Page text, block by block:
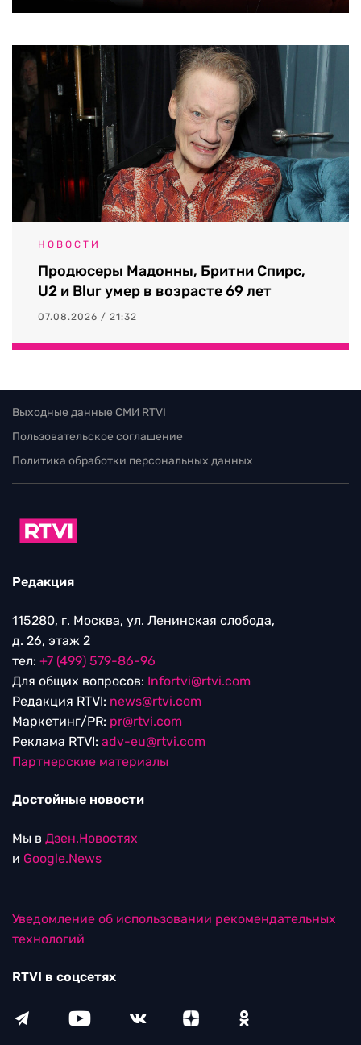
НОВОСТИ
Продюсеры Мадонны, Бритни Спирс,
U2 и Blur умер в возрасте 69 лет
07.08.2026 / 21:32
Выходные данные СМИ RTVI
Пользовательское соглашение
Политика обработки персональных данных
Редакция
115280, г. Москва, ул. Ленинская слобода,
д. 26, этаж 2
тел: +7 (499) 579-86-96
Для общих вопросов: Infortvi@rtvi.com
Редакция RTVI: news@rtvi.com
Маркетинг/PR: pr@rtvi.com
Реклама RTVI: adv-eu@rtvi.com
Партнерские материалы
Достойные новости
Мы в Дзен.Новостях
и Google.News
Уведомление об использовании рекомендательных
технологий
RTVI в соцсетях